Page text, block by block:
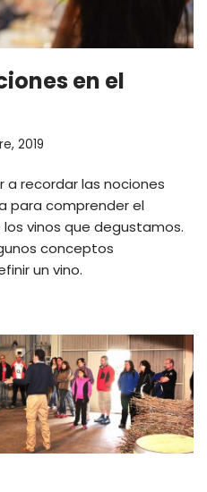
en el
2019
a recordar las nociones
para comprender el
vinos que degustamos.
conceptos
un vino.